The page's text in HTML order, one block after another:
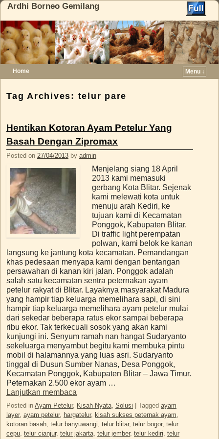
Ardhi Borneo Gemilang
Home
Menu ↓
Tag Archives: telur pare
Hentikan Kotoran Ayam Petelur Yang
Basah Dengan Zipromax
Posted on 27/04/2013 by admin
Menjelang siang 18 April
2013 kami memasuki
gerbang Kota Blitar. Sejenak
kami melewati kota untuk
menuju arah Kediri, ke
tujuan kami di Kecamatan
Ponggok, Kabupaten Blitar.
Di traffic light perempatan
polwan, kami belok ke kanan
langsung ke jantung kota kecamatan. Pemandangan
khas pedesaan menyapa kami dengan bentangan
persawahan di kanan kiri jalan. Ponggok adalah
salah satu kecamatan sentra peternakan ayam
petelur rakyat di Blitar. Layaknya masyarakat Madura
yang hampir tiap keluarga memelihara sapi, di sini
hampir tiap keluarga memelihara ayam petelur mulai
dari sekedar beberapa ratus ekor sampai beberapa
ribu ekor. Tak terkecuali sosok yang akan kami
kunjungi ini. Senyum ramah nan hangat Sudaryanto
sekeluarga menyambut begitu kami membuka pintu
mobil di halamannya yang luas asri. Sudaryanto
tinggal di Dusun Sumber Nanas, Desa Ponggok,
Kecamatan Ponggok, Kabupaten Blitar – Jawa Timur.
Peternakan 2.500 ekor ayam …
Lanjutkan membaca
Posted in Ayam Petelur, Kisah Nyata Solusi Tagged ayam
layer, ayam petelur, hargatelur, kisah sukses peternak ayam
kotoran basah telur banyuwangi telur blitar, telur bogor, telur
cepu telur cianjur, telur jakarta telur jember, telur kediri telur